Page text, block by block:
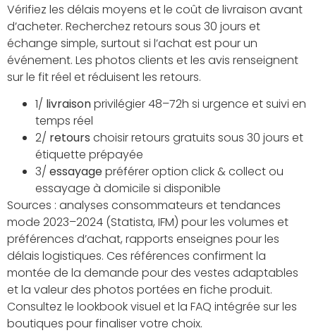
Vérifiez les délais moyens et le coût de livraison avant
d’acheter. Recherchez retours sous 30 jours et
échange simple, surtout si l’achat est pour un
événement. Les photos clients et les avis renseignent
sur le fit réel et réduisent les retours.
1/ livraisonprivilégier 48–72h si urgence et suivi en
temps réel
2/ retours choisir retours gratuits sous 30 jours et
étiquette prépayée
3/ essayagepréférer option click & collect ou
essayage à domicile si disponible
Sources : analyses consommateurs et tendances
mode 2023–2024 (Statista, IFM) pour les volumes et
préférences d’achat, rapports enseignes pour les
délais logistiques. Ces références confirment la
montée de la demande pour des vestes adaptables
et la valeur des photos portées en fiche produit.
Consultez le lookbook visuel et la FAQ intégrée sur les
boutiques pour finaliser votre choix.